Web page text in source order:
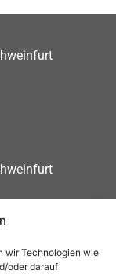
wir Technologien wie
oder darauf